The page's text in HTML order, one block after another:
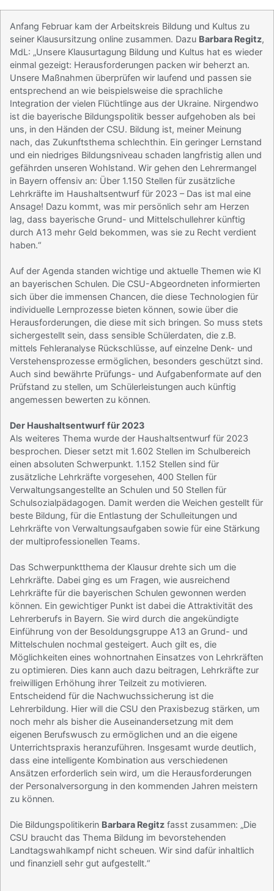
Anfang Februar kam der Arbeitskreis Bildung und Kultus zu
seiner Klausursitzung online zusammen. Dazu Barbara Regitz,
MdL: „Unsere Klausurtagung Bildung und Kultus hat es wieder
einmal gezeigt: Herausforderungen packen wir beherzt an.
Unsere Maßnahmen überprüfen wir laufend und passen sie
entsprechend an wie beispielsweise die sprachliche
Integration der vielen Flüchtlinge aus der Ukraine. Nirgendwo
ist die bayerische Bildungspolitik besser aufgehoben als bei
uns, in den Händen der CSU. Bildung ist, meiner Meinung
nach, das Zukunftsthema schlechthin. Ein geringer Lernstand
und ein niedriges Bildungsniveau schaden langfristig allen und
gefährden unseren Wohlstand. Wir gehen den Lehrermangel
in Bayern offensiv an: Über 1.150 Stellen für zusätzliche
Lehrkräfte im Haushaltsentwurf für 2023 – Das ist mal eine
Ansage! Dazu kommt, was mir persönlich sehr am Herzen
lag, dass bayerische Grund- und Mittelschullehrer künftig
durch A13 mehr Geld bekommen, was sie zu Recht verdient
haben.“
Auf der Agenda standen wichtige und aktuelle Themen wie KI
an bayerischen Schulen. Die CSU-Abgeordneten informierten
sich über die immensen Chancen, die diese Technologien für
individuelle Lernprozesse bieten können, sowie über die
Herausforderungen, die diese mit sich bringen. So muss stets
sichergestellt sein, dass sensible Schülerdaten, die z.B.
mittels Fehleranalyse Rückschlüsse, auf einzelne Denk- und
Verstehensprozesse ermöglichen, besonders geschützt sind.
Auch sind bewährte Prüfungs- und Aufgabenformate auf den
Prüfstand zu stellen, um Schülerleistungen auch künftig
angemessen bewerten zu können.
Der Haushaltsentwurf für 2023
Als weiteres Thema wurde der Haushaltsentwurf für 2023
besprochen. Dieser setzt mit 1.602 Stellen im Schulbereich
einen absoluten Schwerpunkt. 1.152 Stellen sind für
zusätzliche Lehrkräfte vorgesehen, 400 Stellen für
Verwaltungsangestellte an Schulen und 50 Stellen für
Schulsozialpädagogen. Damit werden die Weichen gestellt für
beste Bildung, für die Entlastung der Schulleitungen und
Lehrkräfte von Verwaltungsaufgaben sowie für eine Stärkung
der multiprofessionellen Teams.
Das Schwerpunktthema der Klausur drehte sich um die
Lehrkräfte. Dabei ging es um Fragen, wie ausreichend
Lehrkräfte für die bayerischen Schulen gewonnen werden
können. Ein gewichtiger Punkt ist dabei die Attraktivität des
Lehrerberufs in Bayern. Sie wird durch die angekündigte
Einführung von der Besoldungsgruppe A13 an Grund- und
Mittelschulen nochmal gesteigert. Auch gilt es, die
Möglichkeiten eines wohnortnahen Einsatzes von Lehrkräften
zu optimieren. Dies kann auch dazu beitragen, Lehrkräfte zur
freiwilligen Erhöhung ihrer Teilzeit zu motivieren.
Entscheidend für die Nachwuchssicherung ist die
Lehrerbildung. Hier will die CSU den Praxisbezug stärken, um
noch mehr als bisher die Auseinandersetzung mit dem
eigenen Berufswusch zu ermöglichen und an die eigene
Unterrichtspraxis heranzuführen. Insgesamt wurde deutlich,
dass eine intelligente Kombination aus verschiedenen
Ansätzen erforderlich sein wird, um die Herausforderungen
der Personalversorgung in den kommenden Jahren meistern
zu können.
Die Bildungspolitikerin Barbara Regitz fasst zusammen: „Die
CSU braucht das Thema Bildung im bevorstehenden
Landtagswahlkampf nicht scheuen. Wir sind dafür inhaltlich
und finanziell sehr gut aufgestellt.“